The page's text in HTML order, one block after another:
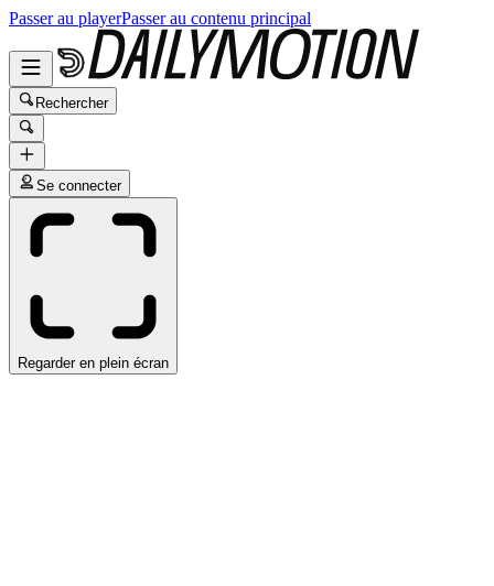
Passer au playerPasser au contenu principal
Rechercher
Se connecter
Regarder en plein écran